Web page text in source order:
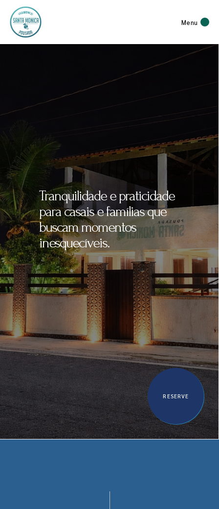
Menu
RESERVE
Acomodações com ar-
condicionado, Wi-Fi e
estacionamento em frente
ao mar de Saquarema.